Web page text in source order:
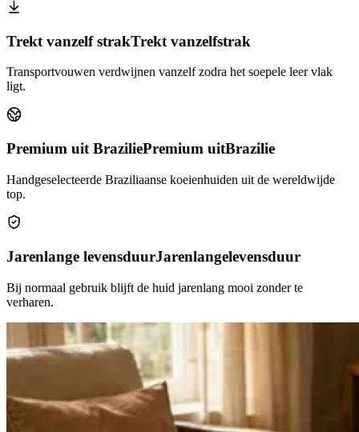
Trekt vanzelf strakTrekt vanzelfstrak
Transportvouwen verdwijnen vanzelf zodra het soepele leer vlak
ligt.
Premium uit BraziliePremium uitBrazilie
Handgeselecteerde Braziliaanse koeienhuiden uit de wereldwijde
top.
Jarenlange levensduurJarenlangelevensduur
Bij normaal gebruik blijft de huid jarenlang mooi zonder te
verharen.